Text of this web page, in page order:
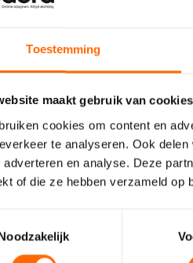
Toestemming
maakt gebruik van cookies
cookies om content en
te analyseren. Ook
adverteren en analyse. Deze
of die ze hebben verzameld op
ideaal voor deze
isolatie en
je jouw klus
en